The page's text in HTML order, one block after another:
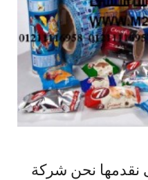
نقدمها نحن شركة